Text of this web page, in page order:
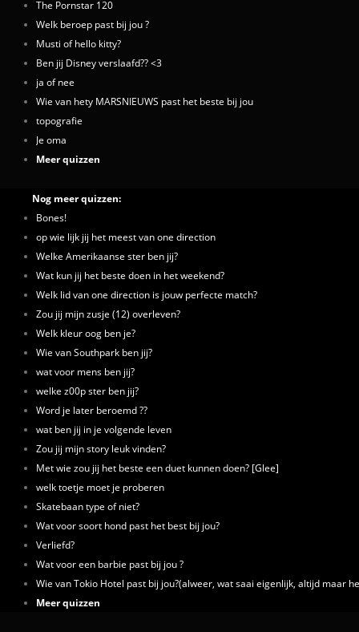
The Pornstar 120
Welk beroep past bij jou ?
Musti of hello kitty?
Ben jij Disney verslaafd?? <3
ja of nee
Wie van hety MARSNIEUWS past het beste bij jou
topografie
Je oma
Meer quizzen
Nog meer quizzen:
Bones!
op wie lijk jij het meest van one direction
Welke Amerikaanse ster ben jij?
Wat kun jij het beste doen in het weekend?
Welk lid van one direction is jouw perfecte match?
Zou jij mijn zusje (12) overleven?
Welk kleur oog ben je?
Wie van Southpark ben jij?
wat voor mens ben jij?
welke z00p ster ben jij?
Word je later beroemd ??
wat ben jij in je volgende leven
Zou jij mijn story leuk vinden?
Met wie zou jij het beste een duet kunnen doen? [Glee]
welk toetje moet je proberen
Skatebaan type of niet?
Wat voor soort hond past het best bij jou?
Verliefd?
Wat voor een barbie past bij jou ?
Wie van Tokio Hotel past bij jou?(alweer, wat saai eigenlijk, altijd maar
Meer quizzen